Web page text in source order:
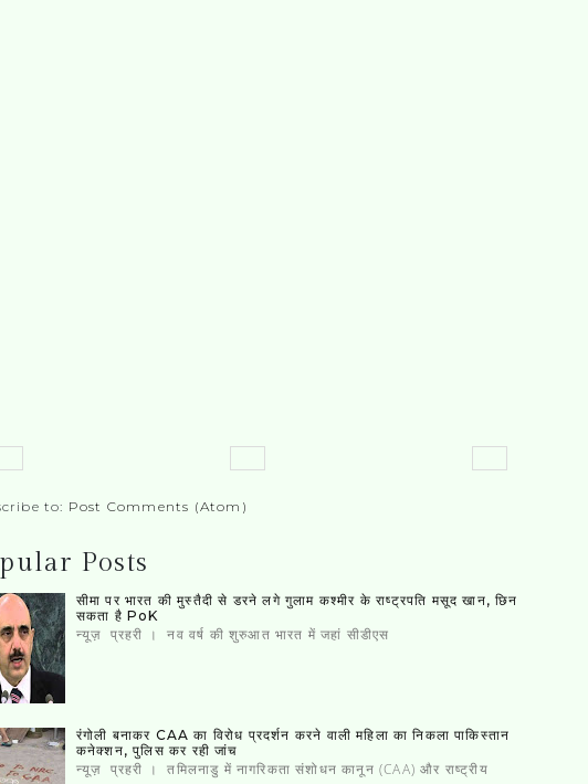
to: Post Comments (Atom)
Posts
सीमा पर भारत की मुस्‍तैदी से डरने लगे गुलाम कश्‍मीर के राष्‍ट्रपति मसूद खान, छिन
सकता है PoK
न्यूज़ प्रहरी । नव वर्ष की शुरुआत भारत में जहां सीडीएस
रंगोली बनाकर CAA का विरोध प्रदर्शन करने वाली महिला का निकला पाकिस्‍तान
कनेक्‍शन, पुलिस कर रही जांच
न्यूज़ प्रहरी । तमिलनाडु में नागरिकता संशोधन कानून (CAA) और राष्ट्रीय